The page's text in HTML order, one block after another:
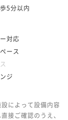
5分以内
対応
ース
ジ
によって設備内容
接ご確認のうえ、